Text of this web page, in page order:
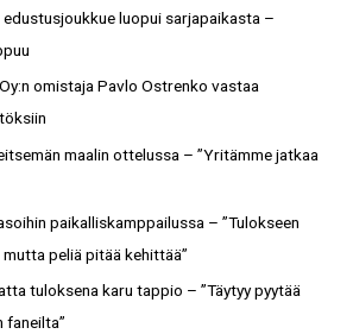
luopui sarjapaikasta –
omistaja Pavlo Ostrenko vastaa
maalin ottelussa – ”Yritämme jatkaa
paikalliskamppailussa – ”Tulokseen
peliä pitää kehittää”
tuloksena karu tappio – ”Täytyy pyytää
faneilta”